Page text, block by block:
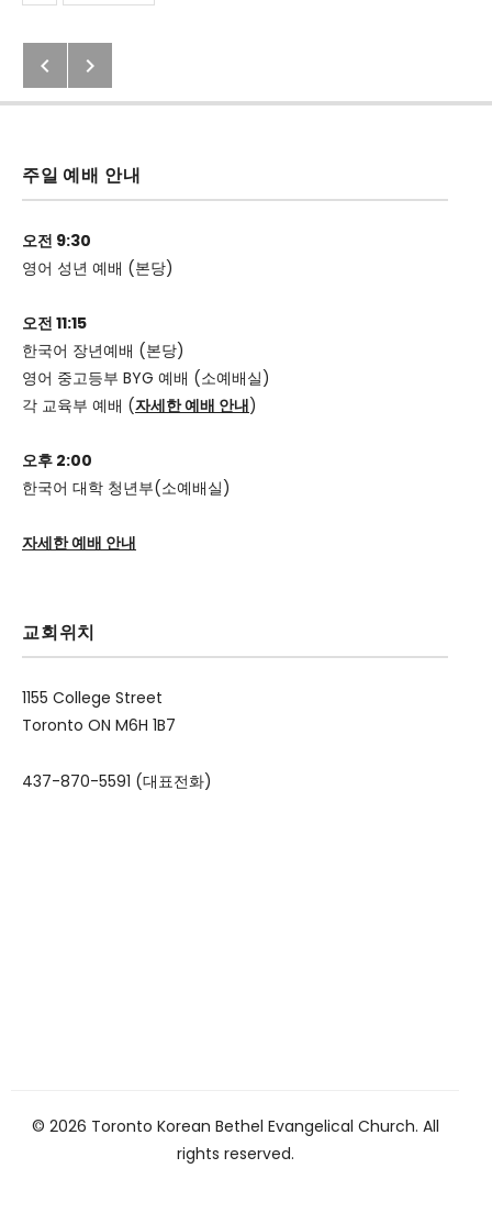
Post navigation
Previous: 다섯 번째 잘못을 생각하
Next: 러시아 바로네즈 소식
주일 예배 안내
오전 9:30
영어 성년 예배 (본당)
오전 11:15
한국어 장년예배 (본당)
영어 중고등부 BYG 예배 (소예배실)
각 교육부 예배 (자세한 예배 안내)
오후 2:00
한국어 대학 청년부(소예배실)
자세한 예배 안내
교회위치
1155 College Street
Toronto ON M6H 1B7
437-870-5591 (대표전화)
© 2026 Toronto Korean Bethel Evangelical Church. All
rights reserved.